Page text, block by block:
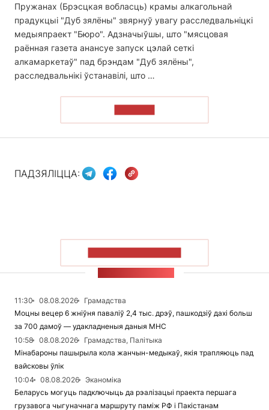
Пружанах (Брэсцкая вобласць) крамы алкагольнай
прадукцыі "Дуб зялёны" звярнуў увагу расследвальніцкі
медыяпраект "Бюро". Адзначыўшы, што "мясцовая
раённая газета анансуе запуск цэлай сеткі
алкамаркетаў" пад брэндам "Дуб зялёны",
расследвальнікі ўстанавілі, што …
ПАДЗЯЛІЦЦА:
11:30 08.08.2026
Грамадства
Моцны вецер 6 жніўня паваліў 2,4 тыс. дрэў, пашкодзіў дахі больш
за 700 дамоў — удакладненыя даныя МНС
10:58
08.08.2026
Грамадства, Палітыка
Мінабароны пашырыла кола жанчын-медыкаў, якія трапляюць пад
вайсковы ўлік
10:04
08.08.2026
Эканоміка
Беларусь могуць падключыць да рэалізацыі праекта першага
грузавога чыгуначнага маршруту паміж РФ і Пакістанам